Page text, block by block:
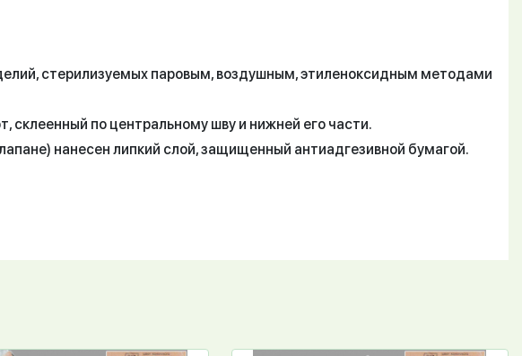
стерилизуемых паровым, воздушным, этиленоксидным методами
склеенный по центральному шву и нижней его части.
нанесен липкий слой, защищенный антиадгезивной бумагой.